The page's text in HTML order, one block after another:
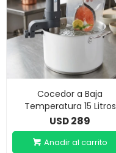
Cocedor a Baja
Temperatura 15 Litros
USD289